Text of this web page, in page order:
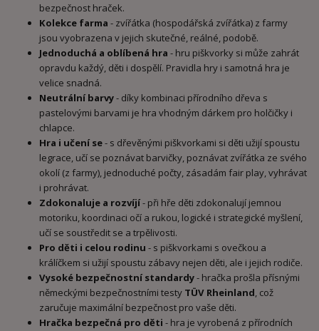
bezpečnost hraček.
Kolekce farma - zvířátka (hospodářská zvířátka) z farmy
jsou vyobrazena v jejich skutečné, reálné, podobě.
Jednoduchá a oblíbená hra - hru piškvorky si může zahrát
opravdu každý, děti i dospělí. Pravidla hry i samotná hra je
velice snadná.
Neutrální barvy- díky kombinaci přírodního dřeva s
pastelovými barvami je hra vhodným dárkem pro holčičky i
chlapce.
Hra i učení se- s dřevěnými piškvorkami si děti užijí spoustu
legrace, učí se poznávat barvičky, poznávat zvířátka ze svého
okolí (z farmy), jednoduché počty, zásadám fair play, vyhrávat
i prohrávat.
Zdokonaluje a rozvíjí- při hře děti zdokonalují jemnou
motoriku, koordinaci očí a rukou, logické i strategické myšlení,
učí se soustředit se a trpělivosti.
Pro děti i celou rodinu - s piškvorkami s ovečkou a
králíčkem si užijí spoustu zábavy nejen děti, ale i jejich rodiče.
Vysoké bezpečnostní standardy- hračka prošla přísnými
německými bezpečnostními testy TÜV Rheinland, což
zaručuje maximální bezpečnost pro vaše děti.
Hračka bezpečná pro děti - hra je vyrobená z přírodních